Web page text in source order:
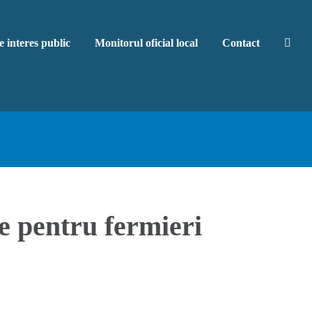
interes public Monitorul oficial local Contact
pentru fermieri